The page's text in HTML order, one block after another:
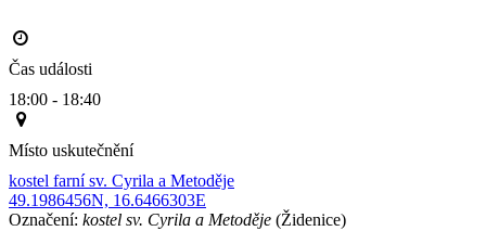
Čas události
18:00 - 18:40
Místo uskutečnění
kostel farní sv. Cyrila a Metoděje
49.1986456N, 16.6466303E
Označení: kostel sv. Cyrila a Metoděje (Židenice)